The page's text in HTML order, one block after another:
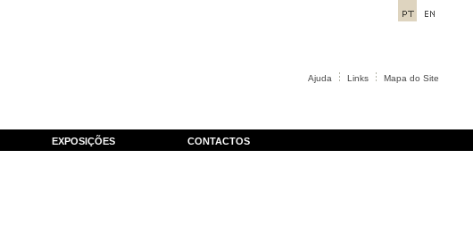
Ajuda Links Mapa do Site
EXPOSIÇÕES CONTACTOS